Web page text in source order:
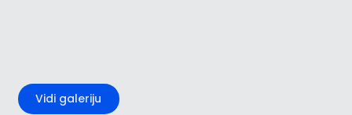
Vidi galeriju